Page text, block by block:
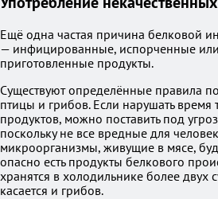
Ещё одна частая причина белковой
— инфицированные, испорченные
приготовленные продукты.
Существуют определённые правила
птицы и грибов. Если нарушать время
продуктов, можно поставить под
поскольку не все вредные для
микроорганизмы, живущие в мясе,
опасно есть продукты белкового
хранятся в холодильнике более двух
касается и грибов.